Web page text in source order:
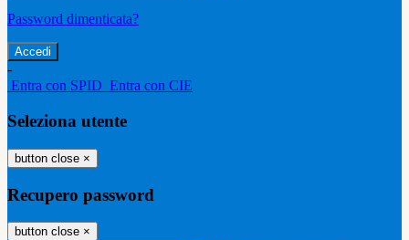
Password dimenticata?
-
Entra con SPID Entra con CIE
Seleziona utente
button close ×
Recupero password
button close ×